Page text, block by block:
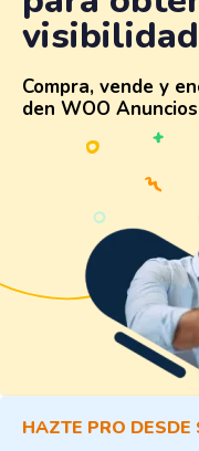
Compra, vende y
den WOO
HAZTE PRO